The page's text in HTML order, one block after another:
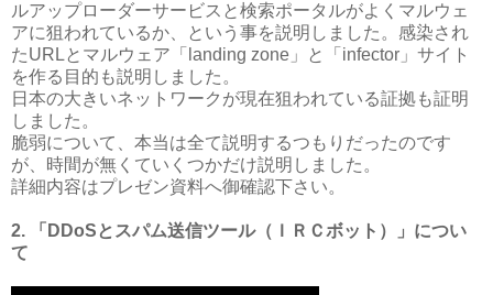
ルアップローダーサービスと検索ポータルがよくマルウェ
アに狙われているか、という事を説明しました。感染され
たURLとマルウェア「landing zone」と「infector」サイト
を作る目的も説明しました。
日本の大きいネットワークが現在狙われている証拠も証明
しました。
脆弱について、本当は全て説明するつもりだったのです
が、時間が無くていくつかだけ説明しました。
詳細内容はプレゼン資料へ御確認下さい。
2. 「DDoSとスパム送信ツール（ＩＲＣボット）」につい
て